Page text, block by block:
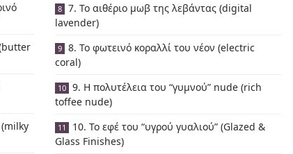
7. Το αιθέριο μωβ της λεβάντας (digital
lavender)
8. Το φωτεινό κοραλλί του νέον (electric
coral)
9. Η πολυτέλεια του “γυμνού” nude (rich
toffee nude)
10. Το εφέ του “υγρού γυαλιού” (Glazed &
Glass Finishes)